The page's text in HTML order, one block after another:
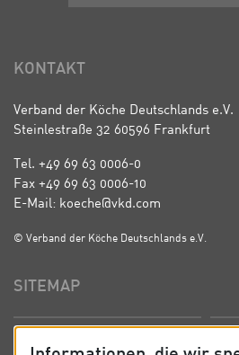
KONTAKT
Verband der Köche Deutschlands e.V.
Steinlestraße 32 60596 Frankfurt
Tel. +49 69 63 0006-0
Fax +49 69 63 0006-10
E-Mail: koeche@vkd.com
© Verband der Köche Deutschlands e.V.
SITEMAP